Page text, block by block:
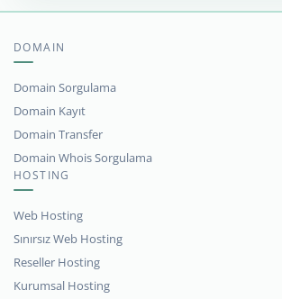
DOMAIN
Domain Sorgulama
Domain Kayıt
Domain Transfer
Domain Whois Sorgulama
HOSTING
Web Hosting
Sınırsız Web Hosting
Reseller Hosting
Kurumsal Hosting